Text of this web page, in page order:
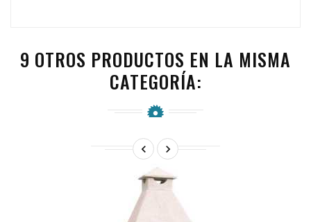
9 OTROS PRODUCTOS EN LA MISMA
CATEGORÍA:
 